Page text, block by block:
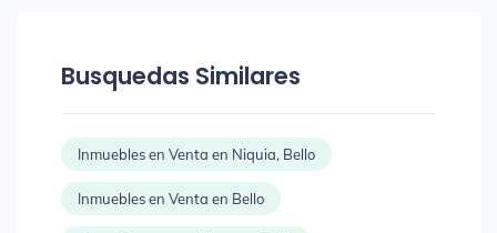
Busquedas Similares
Inmuebles en Venta en Niquia, Bello
Inmuebles en Venta en Bello